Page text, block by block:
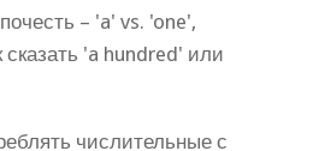
– 'a' vs. 'one',
сказать 'a hundred' или
числительные с